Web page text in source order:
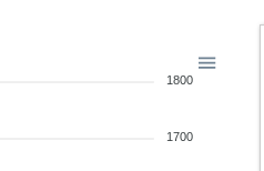
1800
1700